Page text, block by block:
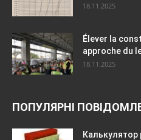
18.11.2025
Élever la
approche du
18.11.2025
ПОПУЛЯРНІ
Калькулятор